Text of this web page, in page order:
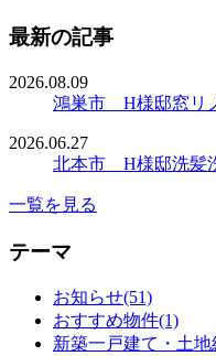
最新の記事
2026.08.09
鴻巣市 H様邸窓リ
2026.06.27
北本市 H様邸洗髪
一覧を見る
テーマ
お知らせ(51)
おすすめ物件(1)
新築一戸建て・土地